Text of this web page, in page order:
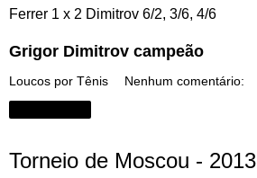
Ferrer 1 x 2 Dimitrov 6/2, 3/6, 4/6
Grigor Dimitrov campeão
Loucos por Tênis Nenhum comentário:
Torneio de Moscou - 2013